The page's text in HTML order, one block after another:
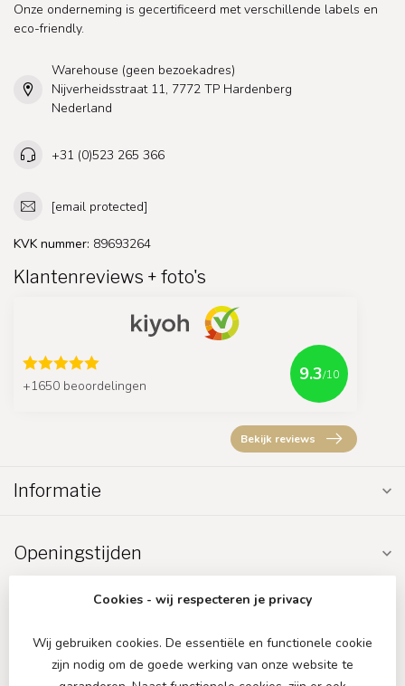
Onze onderneming is gecertificeerd met verschillende labels en
eco-friendly.
Warehouse (geen bezoekadres)
Nijverheidsstraat 11, 7772 TP Hardenberg
Nederland
+31 (0)523 265 366
[email protected]
KVK nummer: 89693264
Klantenreviews + foto's
+1650 beoordelingen
9.3/10
Bekijk reviews
Informatie
Openingstijden
Cookies - wij respecteren je privacy
Wij gebruiken cookies. De essentiële en functionele cookie
zijn nodig om de goede werking van onze website te